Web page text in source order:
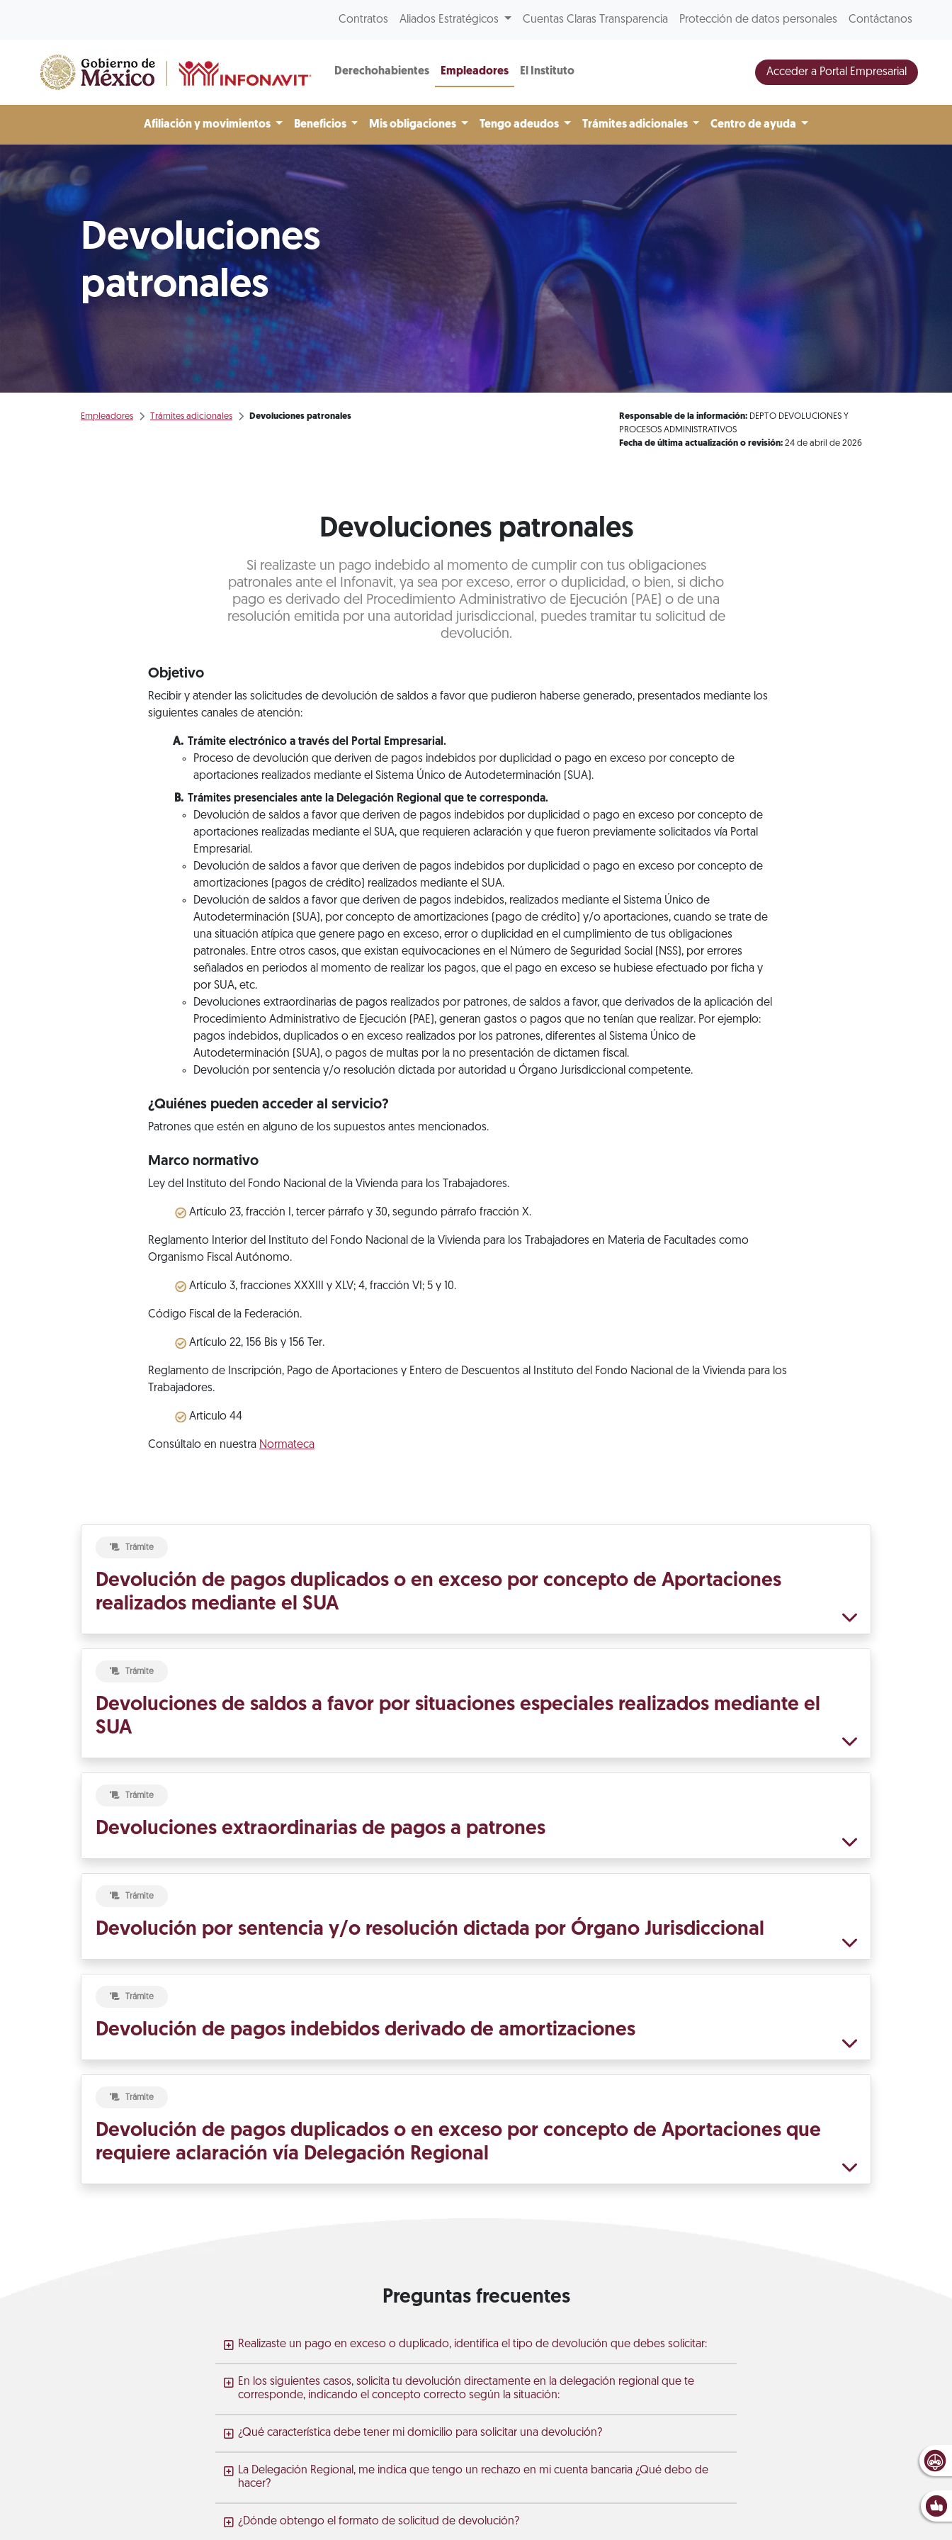
Contratos Aliados Estratégicos Cuentas Claras Transparencia Protección de datos personales Contáctanos
Derechohabientes Empleadores El Instituto Acceder a Portal Empresarial
Afiliación y movimientos Beneficios Mis obligaciones Tengo adeudos Trámites adicionales Centro de ayuda
Devoluciones
patronales
Empleadores Trámites adicionales Devoluciones patronales Responsable de la información: DEPTO DEVOLUCIONES Y
PROCESOS ADMINISTRATIVOS
Fecha de última actualización o revisión: 24 de abril de 2026
Devoluciones patronales
Si realizaste un pago indebido al momento de cumplir con tus obligaciones
patronales ante el Infonavit, ya sea por exceso, error o duplicidad, o bien, si dicho
pago es derivado del Procedimiento Administrativo de Ejecución (PAE) o de una
resolución emitida por una autoridad jurisdiccional, puedes tramitar tu solicitud de
devolución.
Objetivo
Recibir y atender las solicitudes de devolución de saldos a favor que pudieron haberse generado, presentados mediante los
siguientes canales de atención:
Trámite electrónico a través del Portal Empresarial.
Proceso de devolución que deriven de pagos indebidos por duplicidad o pago en exceso por concepto de
aportaciones realizados mediante el Sistema Único de Autodeterminación (SUA).
Trámites presenciales ante la Delegación Regional que te corresponda.
Devolución de saldos a favor que deriven de pagos indebidos por duplicidad o pago en exceso por concepto de
aportaciones realizadas mediante el SUA, que requieren aclaración y que fueron previamente solicitados vía Portal
Empresarial.
Devolución de saldos a favor que deriven de pagos indebidos por duplicidad o pago en exceso por concepto de
amortizaciones (pagos de crédito) realizados mediante el SUA.
Devolución de saldos a favor que deriven de pagos indebidos, realizados mediante el Sistema Único de
Autodeterminación (SUA), por concepto de amortizaciones (pago de crédito) y/o aportaciones, cuando se trate de
una situación atípica que genere pago en exceso, error o duplicidad en el cumplimiento de tus obligaciones
patronales. Entre otros casos, que existan equivocaciones en el Número de Seguridad Social (NSS), por errores
señalados en periodos al momento de realizar los pagos, que el pago en exceso se hubiese efectuado por ficha y
por SUA, etc.
Devoluciones extraordinarias de pagos realizados por patrones, de saldos a favor, que derivados de la aplicación del
Procedimiento Administrativo de Ejecución (PAE), generan gastos o pagos que no tenían que realizar. Por ejemplo:
pagos indebidos, duplicados o en exceso realizados por los patrones, diferentes al Sistema Único de
Autodeterminación (SUA), o pagos de multas por la no presentación de dictamen fiscal.
Devolución por sentencia y/o resolución dictada por autoridad u Órgano Jurisdiccional competente.
¿Quiénes pueden acceder al servicio?
Patrones que estén en alguno de los supuestos antes mencionados.
Marco normativo
Ley del Instituto del Fondo Nacional de la Vivienda para los Trabajadores.
Artículo 23, fracción I, tercer párrafo y 30, segundo párrafo fracción X.
Reglamento Interior del Instituto del Fondo Nacional de la Vivienda para los Trabajadores en Materia de Facultades como
Organismo Fiscal Autónomo.
Artículo 3, fracciones XXXIII y XLV; 4, fracción VI; 5 y 10.
Código Fiscal de la Federación.
Artículo 22, 156 Bis y 156 Ter.
Reglamento de Inscripción, Pago de Aportaciones y Entero de Descuentos al Instituto del Fondo Nacional de la Vivienda para los
Trabajadores.
Articulo 44
Consúltalo en nuestra Normateca
Trámite
Devolución de pagos duplicados o en exceso por concepto de Aportaciones
realizados mediante el SUA
Trámite
Devoluciones de saldos a favor por situaciones especiales realizados mediante el
SUA
Trámite
Devoluciones extraordinarias de pagos a patrones
Trámite
Devolución por sentencia y/o resolución dictada por Órgano Jurisdiccional
Trámite
Devolución de pagos indebidos derivado de amortizaciones
Trámite
Devolución de pagos duplicados o en exceso por concepto de Aportaciones que
requiere aclaración vía Delegación Regional
Preguntas frecuentes
Realizaste un pago en exceso o duplicado, identifica el tipo de devolución que debes solicitar:
En los siguientes casos, solicita tu devolución directamente en la delegación regional que te
corresponde, indicando el concepto correcto según la situación:
¿Qué característica debe tener mi domicilio para solicitar una devolución?
La Delegación Regional, me indica que tengo un rechazo en mi cuenta bancaria ¿Qué debo de
hacer?
¿Dónde obtengo el formato de solicitud de devolución?